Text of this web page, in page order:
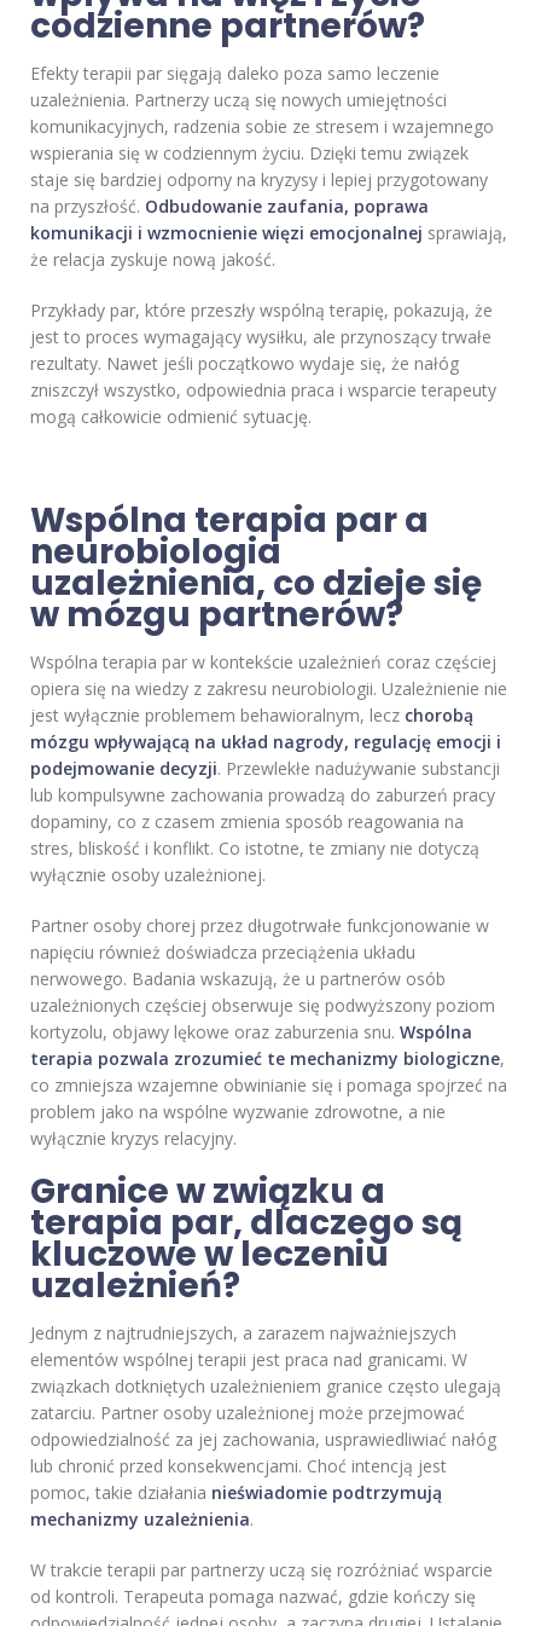
codzienne partnerów?
Efekty terapii par sięgają daleko poza samo leczenie
uzależnienia. Partnerzy uczą się nowych umiejętności
komunikacyjnych, radzenia sobie ze stresem i wzajemnego
wspierania się w codziennym życiu. Dzięki temu związek
staje się bardziej odporny na kryzysy i lepiej przygotowany
na przyszłość. Odbudowanie zaufania, poprawa
komunikacji i wzmocnienie więzi emocjonalnej sprawiają,
że relacja zyskuje nową jakość.
Przykłady par, które przeszły wspólną terapię, pokazują, że
jest to proces wymagający wysiłku, ale przynoszący trwałe
rezultaty. Nawet jeśli początkowo wydaje się, że nałóg
zniszczył wszystko, odpowiednia praca i wsparcie terapeuty
mogą całkowicie odmienić sytuację.
Wspólna terapia par a
neurobiologia
uzależnienia, co dzieje się
w mózgu partnerów?
Wspólna terapia par w kontekście uzależnień coraz częściej
opiera się na wiedzy z zakresu neurobiologii. Uzależnienie nie
jest wyłącznie problemem behawioralnym, lecz chorobą
mózgu wpływającą na układ nagrody, regulację emocji i
podejmowanie decyzji. Przewlekłe nadużywanie substancji
lub kompulsywne zachowania prowadzą do zaburzeń pracy
dopaminy, co z czasem zmienia sposób reagowania na
stres, bliskość i konflikt. Co istotne, te zmiany nie dotyczą
wyłącznie osoby uzależnionej.
Partner osoby chorej przez długotrwałe funkcjonowanie w
napięciu również doświadcza przeciążenia układu
nerwowego. Badania wskazują, że u partnerów osób
uzależnionych częściej obserwuje się podwyższony poziom
kortyzolu, objawy lękowe oraz zaburzenia snu. Wspólna
terapia pozwala zrozumieć te mechanizmy biologiczne,
co zmniejsza wzajemne obwinianie się i pomaga spojrzeć na
problem jako na wspólne wyzwanie zdrowotne, a nie
wyłącznie kryzys relacyjny.
Granice w związku a
terapia par, dlaczego są
kluczowe w leczeniu
uzależnień?
Jednym z najtrudniejszych, a zarazem najważniejszych
elementów wspólnej terapii jest praca nad granicami. W
związkach dotkniętych uzależnieniem granice często ulegają
zatarciu. Partner osoby uzależnionej może przejmować
odpowiedzialność za jej zachowania, usprawiedliwiać nałóg
lub chronić przed konsekwencjami. Choć intencją jest
pomoc, takie działania nieświadomie podtrzymują
mechanizmy uzależnienia.
W trakcie terapii par partnerzy uczą się rozróżniać wsparcie
od kontroli. Terapeuta pomaga nazwać, gdzie kończy się